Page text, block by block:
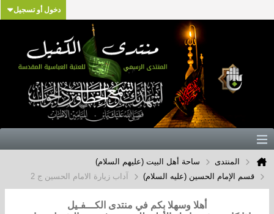
دخول أو تسجيل
المنتدى
ساحة أهل البيت (عليهم السلام)
قسم الإمام الحسين (عليه السلام)
آداب زيارة الامام الحسين ج 2
أهلا وسهلا بكم في منتدى الكـــفـيل